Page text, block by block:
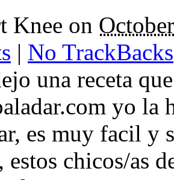
Knee on
| No TrackBacks
una receta
yo la
es muy facil y
chicos/as